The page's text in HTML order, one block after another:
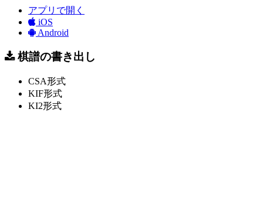
アプリで開く
iOS
Android
棋譜の書き出し
CSA形式
KIF形式
KI2形式